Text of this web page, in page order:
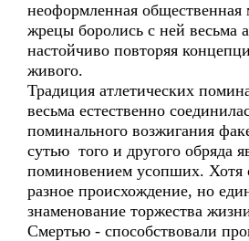
неоформленная общественная
жрецы боролись с ней весьма
настойчиво повторяя
живого.
Традиция атлетических
весьма естественно
поминального возжигания
сутью того и другого обряда
поминовением усопших. Хотя
разное происхождение, но
знаменование торжества
Смертью - способствовали